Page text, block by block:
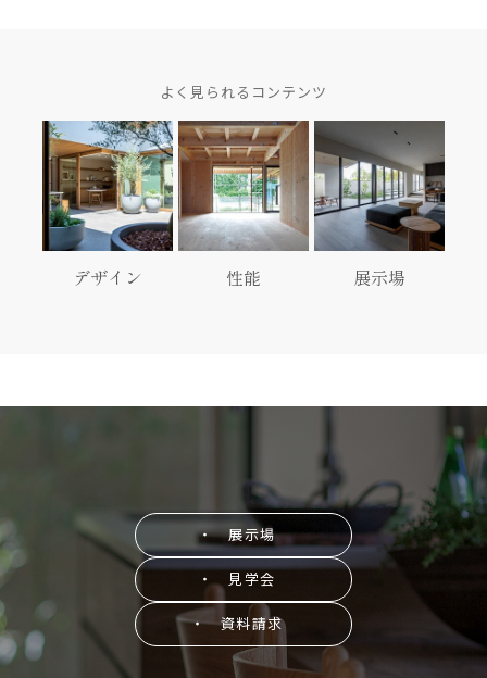
よく見られるコンテンツ
デザイン 性能 展示場
・ 展示場
・ 見学会
・ 資料請求